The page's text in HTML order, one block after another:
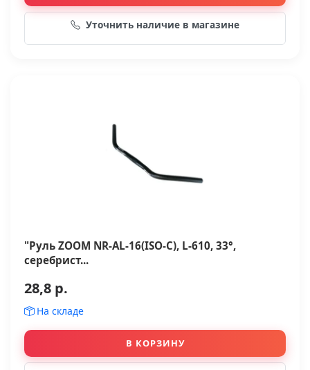
Уточнить наличие в магазине
"Руль ZOOM NR-AL-16(ISO-C), L-610, 33°,
серебрист...
28,8 р.
На складе
В КОРЗИНУ